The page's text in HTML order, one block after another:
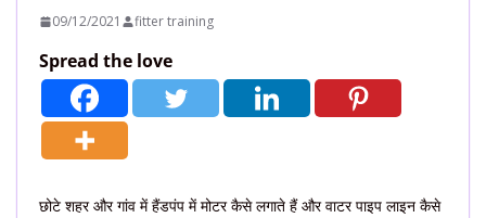
09/12/2021 fitter training
Spread the love
छोटे शहर और गांव में हैंडपंप में मोटर कैसे लगाते हैं और वाटर पाइप लाइन कैसे